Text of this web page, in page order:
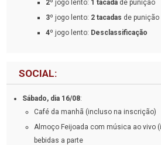
2º jogo lento: 1 tacada de punição
3º jogo lento: 2 tacadas de punição
4º jogo lento: Desclassificação
SOCIAL:
Sábado, dia 16/08:
Café da manhã (incluso na inscrição)
Almoço Feijoada com música ao vivo
bebidas a parte